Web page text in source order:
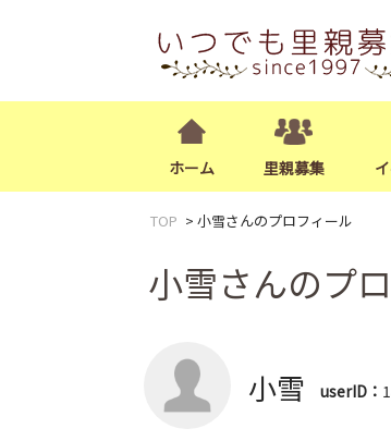
ホーム 里親募集
TOP 小雪さんのプロフィール
小雪さんのプ
小雪 userID：